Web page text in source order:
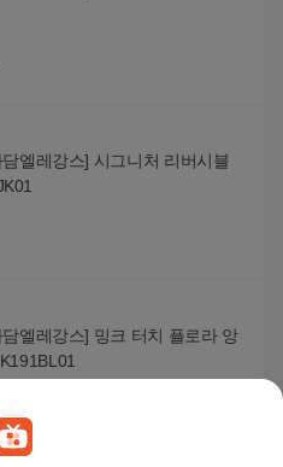
엘레강스] 시그니처 리버시블
엘레강스] 밍크 터치 플로라 앙